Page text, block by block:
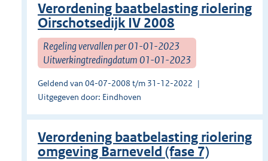
Verordening baatbelasting riolering
Oirschotsedijk IV 2008
Regeling vervallen per 01-01-2023
Uitwerkingtredingdatum 01-01-2023
Geldend van 04-07-2008 t/m 31-12-2022
Uitgegeven door: Eindhoven
Verordening baatbelasting riolering
omgeving Barneveld (fase 7)